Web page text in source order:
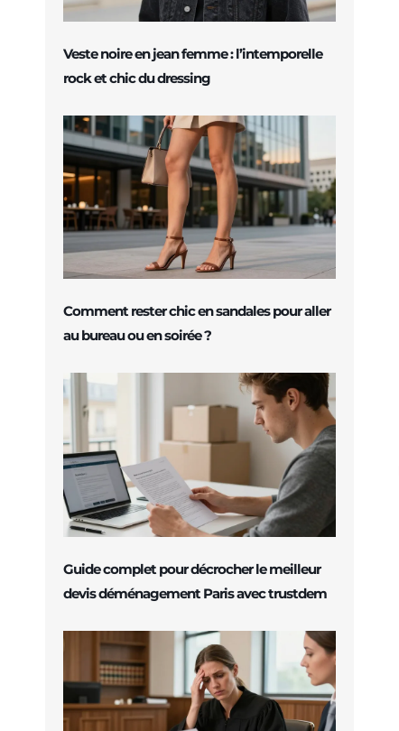
Veste noire en jean femme : l’intemporelle
rock et chic du dressing
Comment rester chic en sandales pour aller
au bureau ou en soirée ?
Guide complet pour décrocher le meilleur
devis déménagement Paris avec trustdem